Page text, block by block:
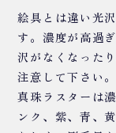
絵具とは違い光
す。濃度が高過
沢がなくなった
注意して下さい。
真珠ラスターは
ンク、紫、青、